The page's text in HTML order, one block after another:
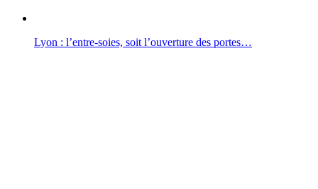
Lyon : l’entre-soies, soit l’ouverture des portes…